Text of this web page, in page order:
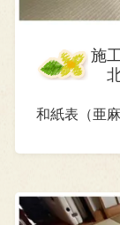
施
北
和紙表（亜